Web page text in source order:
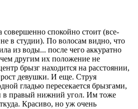
спокойно стоит (все-
в студии). По волосам видно, что
из воды... после чего аккуратно
другим их положение не
брызг находится на расстоянии,
девушки. И еще. Струя
гладью пересекается брызгами,
в правый нижний угол. Им тоже
Красиво, но уж очень